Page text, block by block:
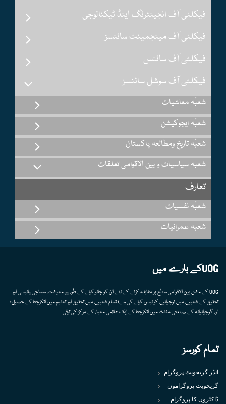
فیکلٹی آف انجینئرنگ اینڈ ٹیکنالوجی
فیکلٹی آف مینجمینٹ سائنسز
فیکلٹی آف سائنس
فیکلٹی آف سوشل سائنسز
شعبٔہ معاشیات
شعبٔہ ایجوکیشن
شعبٔہ تاریخ ومطالعہ پاکستان
شعبہ سیاسیات و بین الاقوامی تعلقات
تعارف
شعبٔہ نفسیات
شعبہ عمرانیات
UOGکے بارے میں
UOG کے مشن بین الاقوامی سطح پر مقابلہ کرنے کے لئے ان کو چالو کرنے کے طور پر، معیشت، سماجی پالیسی اور
تحقیق کے شعبوں میں نوجوانوں کو لیس کرنے کی ہے؛ تمام شعبوں میں تحقیق اور تعلیم میں اتکرجتا کے حصول؛
اور گوجرانوالہ کے صنعتی مثلث میں اتکرجتا کے ایک عالمی معیار کے مرکز کی ترقی
تمام کورسز
انڈر گریجویٹ پروگرام
گریجویٹ پروگراموں
ڈاکٹروں کا پروگرام